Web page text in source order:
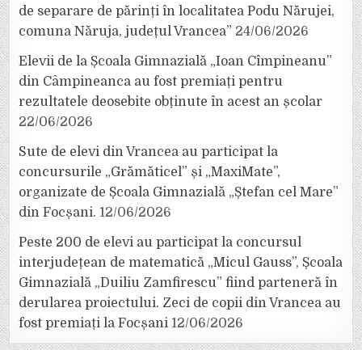
de separare de părinți în localitatea Podu Nărujei,
comuna Năruja, județul Vrancea” 24/06/2026
Elevii de la Școala Gimnazială „Ioan Cîmpineanu”
din Câmpineanca au fost premiați pentru
rezultatele deosebite obținute în acest an școlar
22/06/2026
Sute de elevi din Vrancea au participat la
concursurile „Grămăticel” și „MaxiMate”,
organizate de Școala Gimnazială „Ștefan cel Mare”
din Focșani. 12/06/2026
Peste 200 de elevi au participat la concursul
interjudețean de matematică „Micul Gauss”, Școala
Gimnazială „Duiliu Zamfirescu” fiind parteneră în
derularea proiectului. Zeci de copii din Vrancea au
fost premiați la Focșani 12/06/2026